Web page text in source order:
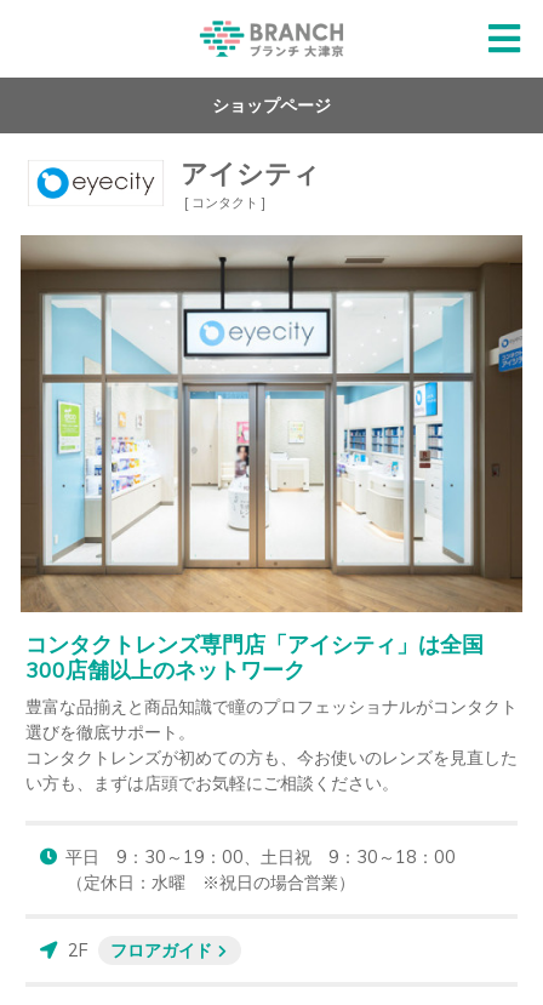
ショップページ
アイシティ
[ コンタクト ]
コンタクトレンズ専門店「アイシティ」は全国
300店舗以上のネットワーク
豊富な品揃えと商品知識で瞳のプロフェッショナルがコンタクト
選びを徹底サポート。
コンタクトレンズが初めての方も、今お使いのレンズを見直した
い方も、まずは店頭でお気軽にご相談ください。
平日　9：30～19：00、土日祝　9：30～18：00
（定休日：水曜　※祝日の場合営業）
2F フロアガイド